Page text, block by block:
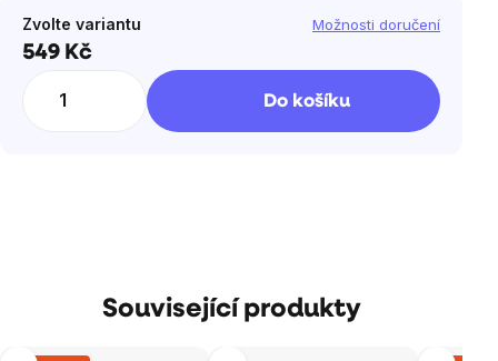
Zvolte variantu Možnosti doručení
549 Kč
Do košíku
Související produkty